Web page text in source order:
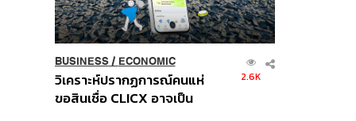
BUSINESS/ ECONOMIC
วิเคราะห์ปรากฏการณ์คนแห่
ขอสินเชื่อ CLICX อาจเป็น
2.6K